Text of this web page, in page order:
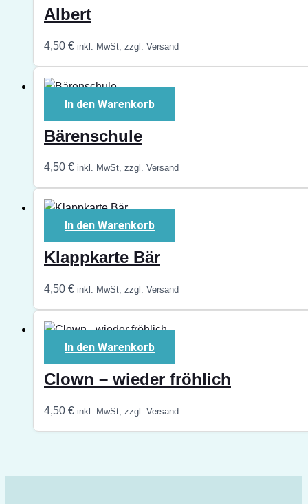
Albert
4,50 € inkl. MwSt, zzgl. Versand
In den Warenkorb
Bärenschule
4,50 € inkl. MwSt, zzgl. Versand
In den Warenkorb
Klappkarte Bär
4,50 € inkl. MwSt, zzgl. Versand
In den Warenkorb
Clown – wieder fröhlich
4,50 € inkl. MwSt, zzgl. Versand